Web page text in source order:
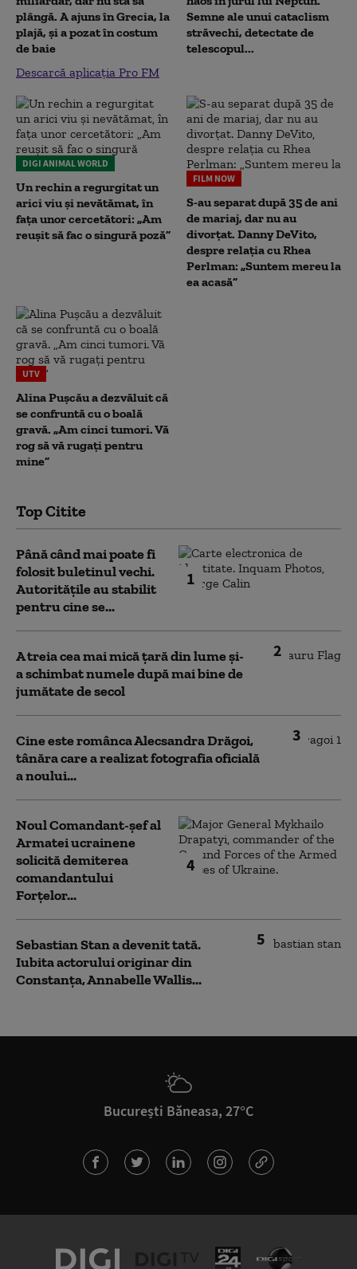
plângă. A ajuns în Grecia, la
plajă, și a pozat în costum
de baie
Descarcă aplicația Pro FM
Semne ale unui cataclism
străvechi, detectate de
telescopul...
DIGI ANIMAL WORLD
Un rechin a regurgitat un
arici viu și nevătămat, în
fața unor cercetători: „Am
reușit să fac o singură poză”
FILM NOW
S-au separat după 35 de ani
de mariaj, dar nu au
divorțat. Danny DeVito,
despre relația cu Rhea
Perlman: „Suntem mereu la
ea acasă”
UTV
Alina Pușcău a dezvăluit că
se confruntă cu o boală
gravă. „Am cinci tumori. Vă
rog să vă rugați pentru
mine”
Top Citite
1
Până când mai poate fi
folosit buletinul vechi.
Autoritățile au stabilit
pentru cine se...
2
A treia cea mai mică țară din lume și-
a schimbat numele după mai bine de
jumătate de secol
3
Cine este românca Alecsandra Drăgoi,
tânăra care a realizat fotografia oficială
a noului...
4
Noul Comandant-șef al
Armatei ucrainene
solicită demiterea
comandantului
Forțelor...
5
Sebastian Stan a devenit tată.
Iubita actorului originar din
Constanța, Annabelle Wallis...
București Băneasa, 27°C